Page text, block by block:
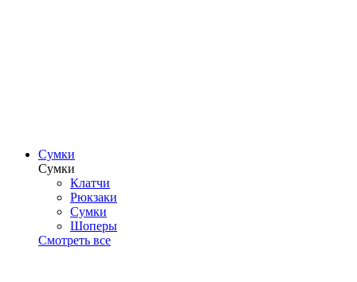
Сумки
Сумки
Клатчи
Рюкзаки
Сумки
Шоперы
Смотреть все